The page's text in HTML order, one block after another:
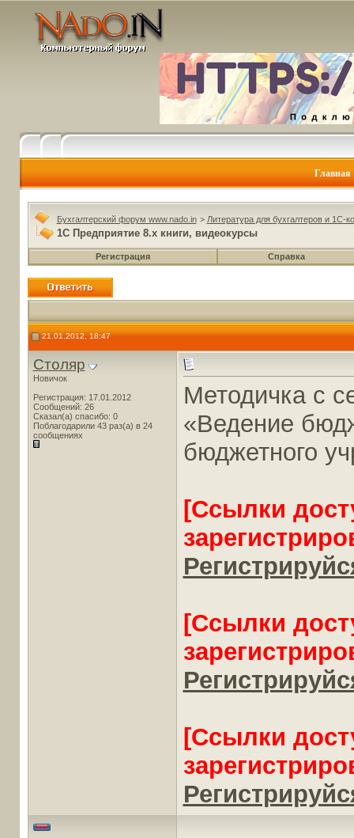
Главная
Бухгалтерский форум www.nado.in > Литература для бухгалтеров и 1С-
1С Предприятие 8.х книги, видеокурсы
Регистрация Справка
21.01.2012, 18:47
Столяр
Новичок
Регистрация: 17.01.2012
Сообщений: 26
Сказал(а) спасибо: 0
Поблагодарили 43 раз(а) в 24
сообщениях
Методичка с
«Ведение
бюджетного
[Ссылки
[Ссылки
[Ссылки